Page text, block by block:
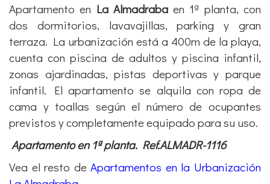
Apartamento en La Almadrabaen 1ª planta, con
dos dormitorios, lavavajillas, parking y gran
terraza. La urbanización está a 400m de la playa,
cuenta con piscina de adultos y piscina infantil,
zonas ajardinadas, pistas deportivas y parque
infantil. El apartamento se alquila con ropa de
cama y toallas según el número de ocupantes
previstos y completamente equipado para su uso.
Apartamento en 1ª planta. Ref.ALMADR-1116
Vea el resto deApartamentos en la Urbanización